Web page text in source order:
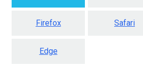
Firefox Safari
Edge